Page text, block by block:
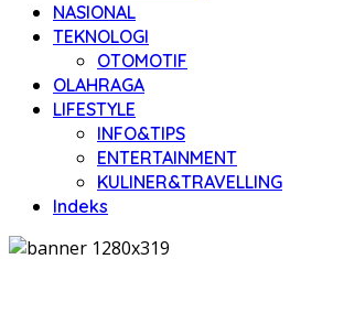
NASIONAL
TEKNOLOGI
OTOMOTIF
OLAHRAGA
LIFESTYLE
INFO&TIPS
ENTERTAINMENT
KULINER&TRAVELLING
Indeks